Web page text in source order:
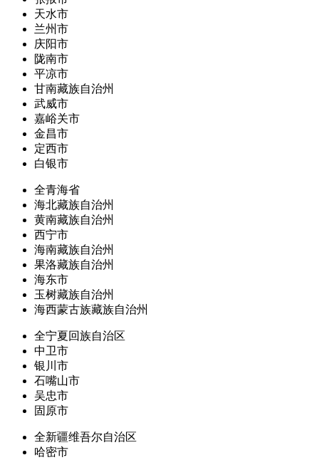
天水市
兰州市
庆阳市
陇南市
平凉市
甘南藏族自治州
武威市
嘉峪关市
金昌市
定西市
白银市
全青海省
海北藏族自治州
黄南藏族自治州
西宁市
海南藏族自治州
果洛藏族自治州
海东市
玉树藏族自治州
海西蒙古族藏族自治州
全宁夏回族自治区
中卫市
银川市
石嘴山市
吴忠市
固原市
全新疆维吾尔自治区
哈密市